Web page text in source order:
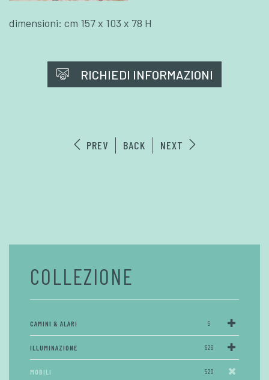
dimensioni: cm 157 x 103 x 78 H
RICHIEDI INFORMAZIONI
PREV BACK NEXT
COLLEZIONE
CAMINI & ALARI 5
ILLUMINAZIONE 626
MOBILI 520